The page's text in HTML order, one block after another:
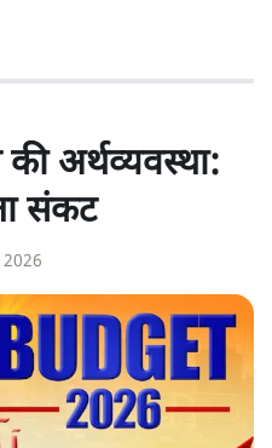
अर्थव्यवस्था:
संकट